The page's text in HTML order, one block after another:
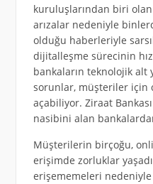
kuruluşlarından biri
arızalar nedeniyle
olduğu haberleriyle
dijitalleşme sürecinin
bankaların teknolojik alt
sorunlar, müşteriler için
açabiliyor. Ziraat
nasibini alan
Müşterilerin birçoğu,
erişimde zorluklar
erişememeleri